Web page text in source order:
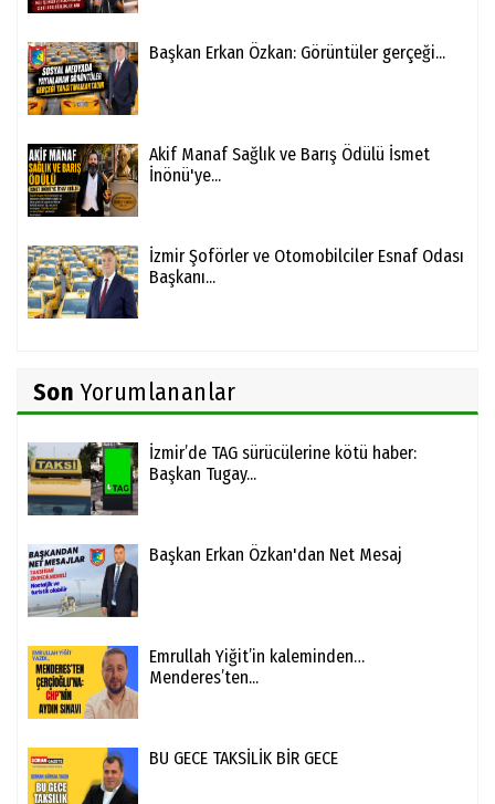
Başkan Erkan Özkan: Görüntüler gerçeği...
Akif Manaf Sağlık ve Barış Ödülü İsmet
İnönü'ye...
İzmir Şoförler ve Otomobilciler Esnaf Odası
Başkanı...
Son Yorumlananlar
İzmir’de TAG sürücülerine kötü haber:
Başkan Tugay...
Başkan Erkan Özkan'dan Net Mesaj
Emrullah Yiğit’in kaleminden…
Menderes’ten...
BU GECE TAKSİLİK BİR GECE